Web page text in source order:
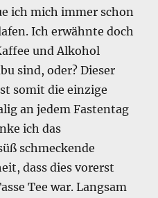
ich mich immer schon
Ich erwähnte doch
und Alkohol
sind, oder? Dieser
somit die einzige
an jedem Fastentag
ich das
schmeckende
dass dies vorerst
Tee war. Langsam